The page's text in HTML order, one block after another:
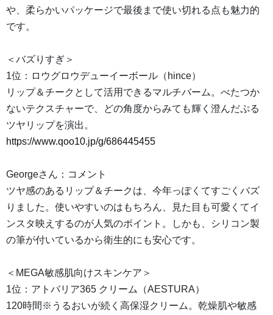
や、柔らかいパッケージで最後まで使い切れる点も魅力的
です。
＜バズりすぎ＞
1位：ロウグロウデューイーボール（hince）
リップ＆チークとして活用できるマルチバーム。べたつか
ないテクスチャーで、どの角度からみても輝く澄んだぷる
ツヤリップを演出。
https://www.qoo10.jp/g/686445455
Georgeさん：コメント
ツヤ感のあるリップ＆チークは、今年っぽくてすごくバズ
りました。使いやすいのはもちろん、見た目も可愛くてイ
ンスタ映えするのが人気のポイント。しかも、シリコン製
の筆が付いているから衛生的にも安心です。
＜MEGA敏感肌向けスキンケア＞
1位：アトバリア365 クリーム（AESTURA）
120時間※うるおいが続く高保湿クリーム。乾燥肌や敏感